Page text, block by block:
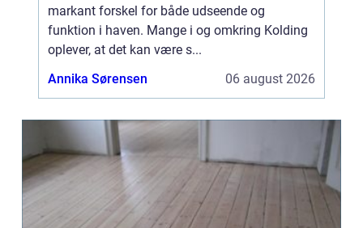
markant forskel for både udseende og
funktion i haven. Mange i og omkring Kolding
oplever, at det kan være s...
Annika Sørensen
06 august 2026